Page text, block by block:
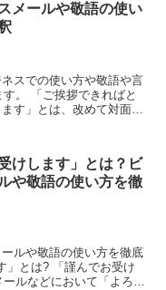
メールや敬語の使い
スでの使い方や敬語や言
。 「ご挨拶できればと
す」とは、改めて対面な
けします」とは？ビ
や敬語の使い方を徹
ルや敬語の使い方を徹底
」とは? 「謹んでお受け
ルなどにおいて「よろこ